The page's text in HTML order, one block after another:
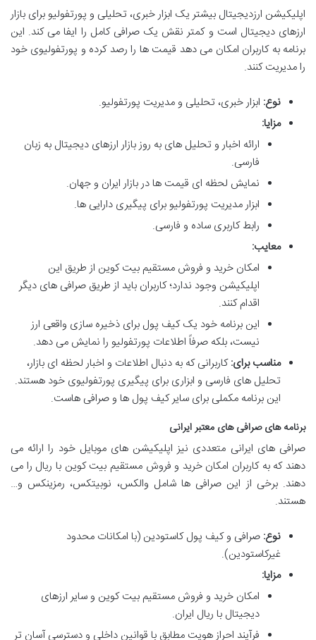
اپلیکیشن ارزدیجیتال بیشتر یک ابزار خبری، تحلیلی و پورتفولیو برای بازار
ارزهای دیجیتال است و کمتر نقش یک صرافی کامل را ایفا می کند. این
برنامه به کاربران امکان می دهد قیمت ها را رصد کرده و پورتفولیوی خود
را مدیریت کنند.
نوع: ابزار خبری، تحلیلی و مدیریت پورتفولیو.
مزایا:
ارائه اخبار و تحلیل های به روز بازار ارزهای دیجیتال به زبان
فارسی.
نمایش لحظه ای قیمت ها در بازار ایران و جهان.
ابزار مدیریت پورتفولیو برای پیگیری دارایی ها.
رابط کاربری ساده و فارسی.
معایب:
امکان خرید و فروش مستقیم بیت کوین از طریق این
اپلیکیشن وجود ندارد؛ کاربران باید از طریق صرافی های دیگر
اقدام کنند.
این برنامه خود یک کیف پول برای ذخیره سازی واقعی ارز
نیست، بلکه صرفاً اطلاعات پورتفولیو را نمایش می دهد.
مناسب برای:کاربرانی که به دنبال اطلاعات و اخبار لحظه ای بازار،
تحلیل های فارسی و ابزاری برای پیگیری پورتفولیوی خود هستند.
این برنامه مکملی برای سایر کیف پول ها و صرافی هاست.
برنامه های صرافی های معتبر ایرانی
صرافی های ایرانی متعددی نیز اپلیکیشن های موبایل خود را ارائه می
دهند که به کاربران امکان خرید و فروش مستقیم بیت کوین با ریال را می
دهند. برخی از این صرافی ها شامل والکس، نوبیتکس، رمزینکس و…
هستند.
نوع: صرافی و کیف پول کاستودین (با امکانات محدود
غیرکاستودین).
مزایا:
امکان خرید و فروش مستقیم بیت کوین و سایر ارزهای
دیجیتال با ریال ایران.
فرآیند احراز هویت مطابق با قوانین داخلی و دسترسی آسان تر